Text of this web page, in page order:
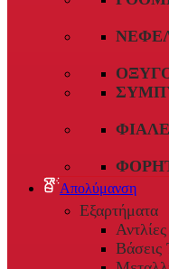
Απολύμανση
Εξαρτήματα
Αντλίες
Βάσεις